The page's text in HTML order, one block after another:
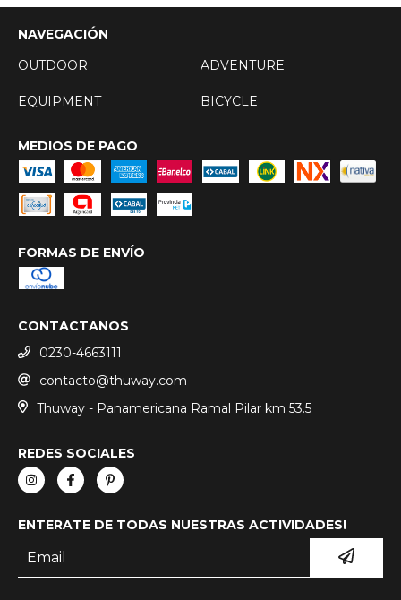
NAVEGACIÓN
OUTDOOR
ADVENTURE
EQUIPMENT BICYCLE
MEDIOS DE PAGO
FORMAS DE ENVÍO
CONTACTANOS
0230-4663111
contacto@thuway.com
Thuway - Panamericana Ramal Pilar km 53.5
REDES SOCIALES
ENTERATE DE TODAS NUESTRAS ACTIVIDADES!